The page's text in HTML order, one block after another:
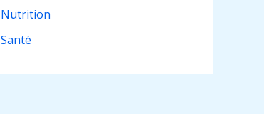
Nutrition
Santé